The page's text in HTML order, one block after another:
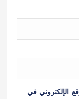
الإلكتروني في